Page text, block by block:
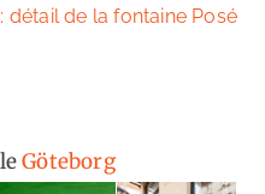
détail de la fontaine
Göteborg